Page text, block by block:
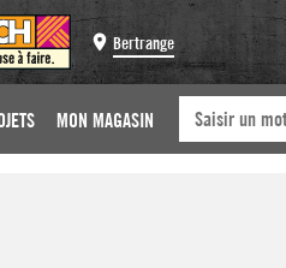
Bertrange
MON MAGASIN